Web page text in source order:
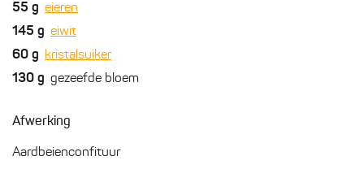
55 g eieren
145 g eiwit
60 g kristalsuiker
130 g gezeefde bloem
Afwerking
Aardbeienconfituur